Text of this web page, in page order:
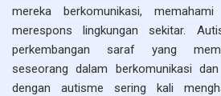
mereka berkomunikasi,
merespons lingkungan sekitar.
perkembangan saraf yang
seseorang dalam berkomunikasi
dengan autisme sering kali